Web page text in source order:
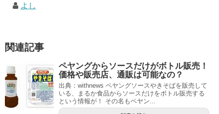
よし
関連記事
ペヤングからソースだけがボトル販売！
価格や販売店、通販は可能なの？
出典：withnews ペヤングソースやきそばを販売して
いる、まるか食品からソースだけをボトル販売する
という情報が！ その名もペヤン...